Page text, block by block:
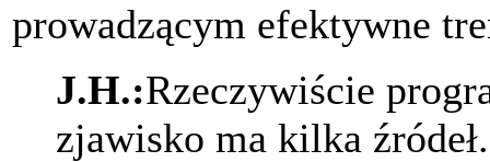
prowadzącym efektywne
J.H.:Rzeczywiście
zjawisko ma kilka